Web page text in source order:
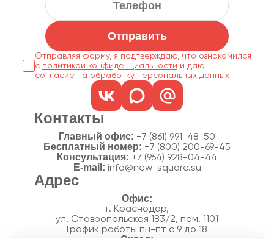
Отправить
Отправляя форму, я подтверждаю, что ознакомился
с политикой конфиденциальности
согласие на обработку персональных данных
Контакты
Главный офис: +7 (861) 991-48-50
Бесплатный номер: +7 (800) 200-69-45
Консультация: +7 (964) 928-04-44
E-mail: info@new-square.su
Адрес
г. Краснодар,
ул. Ставропольская 183/2, пом. 1101
График работы пн-пт с 9 до 18